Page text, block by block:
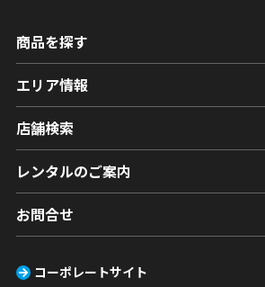
商品を探す
エリア情報
店舗検索
レンタルのご案内
お問合せ
コーポレートサイト